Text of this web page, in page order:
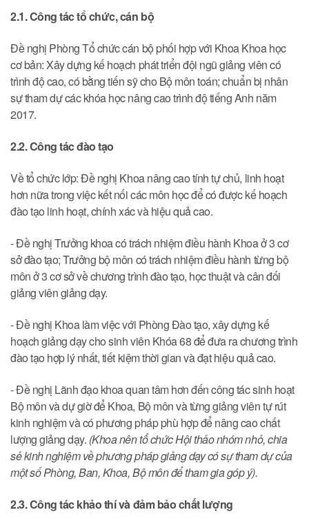
2.1. Công tác tổ chức, cán bộ
Đề nghị Phòng Tổ chức cán bộ phối hợp với Khoa Khoa học
cơ bản: Xây dựng kế hoạch phát triển đội ngũ giảng viên có
trình độ cao, có bằng tiến sỹ cho Bộ môn toán; chuẩn bị nhân
sự tham dự các khóa học nâng cao trình độ tiếng Anh năm
2017.
2.2. Công tác đào tạo
Về tổ chức lớp: Đề nghị Khoa nâng cao tính tự chủ, linh hoạt
hơn nữa trong việc kết nối các môn học để có được kế hoạch
đào tạo linh hoạt, chính xác và hiệu quả cao.
- Đề nghị Trưởng khoa có trách nhiệm điều hành Khoa ở 3 cơ
sở đào tạo; Trưởng bộ môn có trách nhiệm điều hành từng bộ
môn ở 3 cơ sở về chương trình đào tạo, học thuật và cân đối
giảng viên giảng dạy.
- Đề nghị Khoa làm việc với Phòng Đào tạo, xây dựng kế
hoạch giảng dạy cho sinh viên Khóa 68 để đưa ra chương trình
đào tạo hợp lý nhất, tiết kiệm thời gian và đạt hiệu quả cao.
- Đề nghị Lãnh đạo khoa quan tâm hơn đến công tác sinh hoạt
Bộ môn và dự giờ để Khoa, Bộ môn và từng giảng viên tự rút
kinh nghiệm và có phương pháp phù hợp để nâng cao chất
lượng giảng dạy. (Khoa nên tổ chức Hội thảo nhóm nhỏ, chia
sẻ kinh nghiệm về phương pháp giảng dạy có sự tham dự của
một số Phòng, Ban, Khoa, Bộ môn để tham gia góp ý).
2.3. Công tác khảo thí và đảm bảo chất lượng